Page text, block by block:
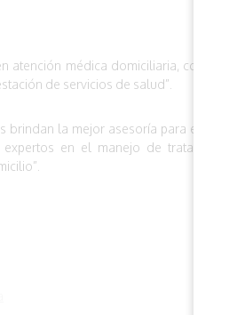
atención médica domiciliaria, con 14
de servicios de salud”.
brindan la mejor asesoría para el
en el manejo de tratamientos